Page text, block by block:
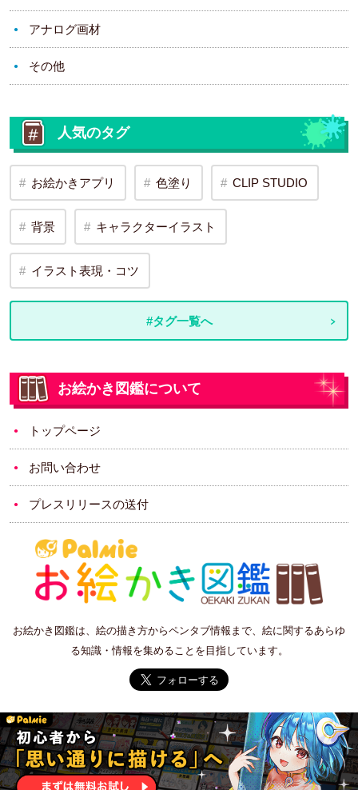
アナログ画材
その他
人気のタグ
お絵かきアプリ 色塗り CLIP STUDIO
背景 キャラクターイラスト
イラスト表現・コツ
#タグ一覧へ
お絵かき図鑑について
トップページ
お問い合わせ
プレスリリースの送付
お絵かき図鑑は、絵の描き方からペンタブ情報まで、絵に関するあらゆ
る知識・情報を集めることを目指しています。